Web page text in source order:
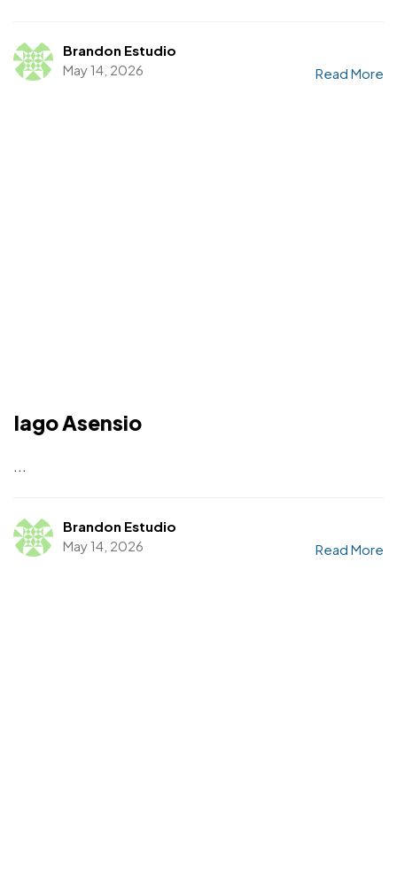
Brandon Estudio
May 14, 2026
Read More
Iago Asensio
...
Brandon Estudio
May 14, 2026
Read More